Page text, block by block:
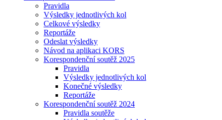
Pravidla
Výsledky jednotlivých kol
Celkové výsledky
Reportáže
Odeslat výsledky
Návod na aplikaci KORS
Korespondenční soutěž 2025
Pravidla
Výsledky jednotlivých kol
Konečné výsledky
Reportáže
Korespondenční soutěž 2024
Pravidla soutěže